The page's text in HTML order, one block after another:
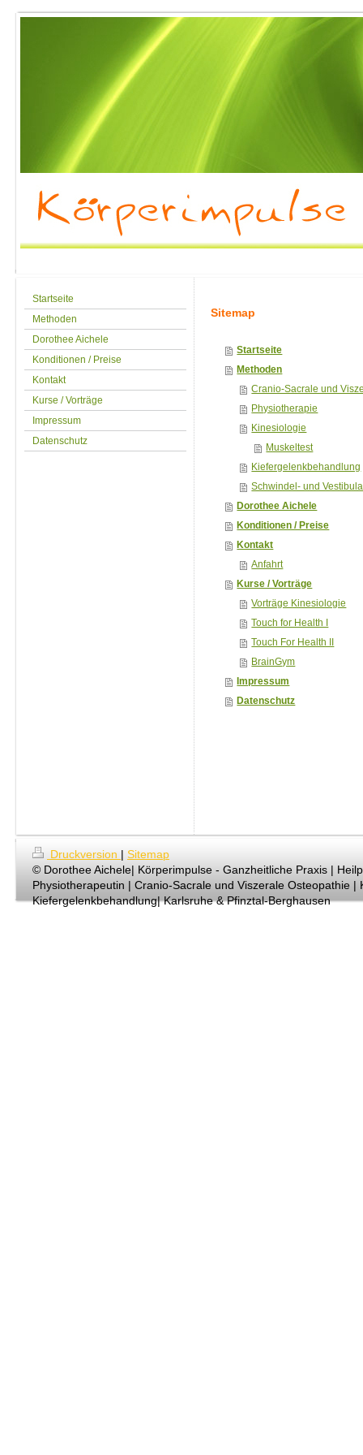
Startseite
Methoden
Dorothee Aichele
Konditionen / Preise
Kontakt
Kurse / Vorträge
Impressum
Datenschutz
Sitemap
Startseite
Methoden
Cranio-Sacrale und
Physiotherapie
Kinesiologie
Muskeltest
Kiefergelenkbehandlung
Schwindel- und
Dorothee Aichele
Konditionen / Preise
Kontakt
Anfahrt
Kurse / Vorträge
Vorträge Kinesiologie
Touch for Health I
Touch For Health II
BrainGym
Impressum
Datenschutz
Druckversion
Sitemap
© Dorothee Aichele| Körperimpulse - Ganzheitliche Praxis |
Physiotherapeutin | Cranio-Sacrale und Viszerale Osteopathie |
Kiefergelenkbehandlung| Karlsruhe & Pfinztal-Berghausen